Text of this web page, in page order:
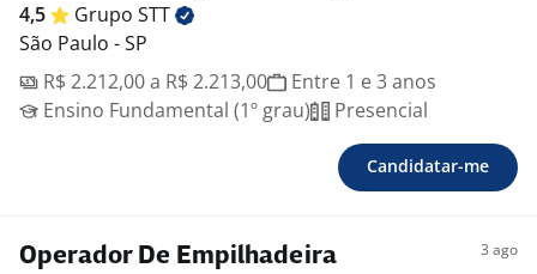
4,5 Grupo STT
São Paulo - SP
R$ 2.212,00 a R$ 2.213,00
Entre 1 e 3 anos
Ensino Fundamental (1º grau)
Presencial
Candidatar-me
Operador De Empilhadeira 3 ago